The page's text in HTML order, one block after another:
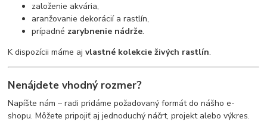
založenie akvária,
aranžovanie dekorácií a rastlín,
prípadné zarybnenie nádrže.
K dispozícii máme ajvlastné kolekcie živých rastlín.
Nenájdete vhodný rozmer?
Napíšte nám – radi pridáme požadovaný formát do nášho e-
shopu. Môžete pripojiť aj jednoduchý náčrt, projekt alebo výkres.